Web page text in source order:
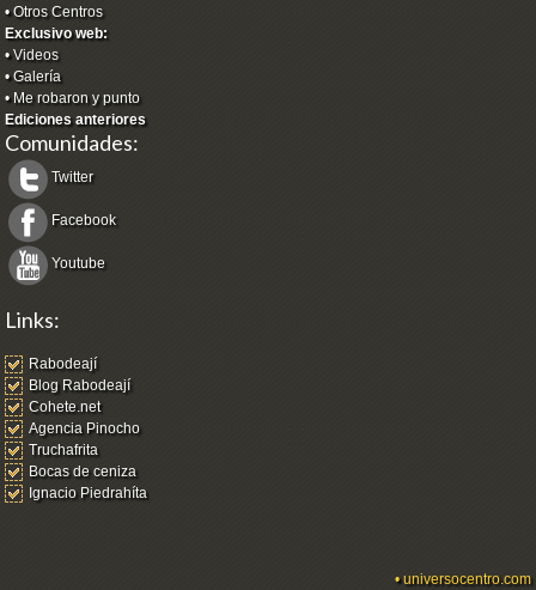
•Otros Centros
Exclusivo web:
•Videos
•Galería
• Me robaron y punto
Ediciones anteriores
Comunidades:
Twitter
Facebook
Youtube
Links:
Rabodeají
Blog Rabodeají
Cohete.net
Agencia Pinocho
Truchafrita
Bocas de ceniza
Ignacio Piedrahíta
•universocentro.com